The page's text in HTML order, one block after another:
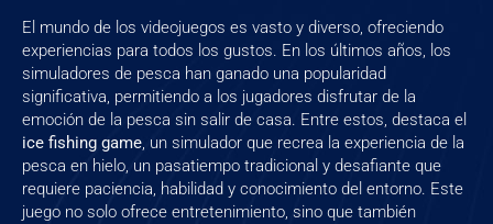
El mundo de los videojuegos es vasto y diverso, ofreciendo
experiencias para todos los gustos. En los últimos años, los
simuladores de pesca han ganado una popularidad
significativa, permitiendo a los jugadores disfrutar de la
emoción de la pesca sin salir de casa. Entre estos, destaca el
ice fishing game, un simulador que recrea la experiencia de la
pesca en hielo, un pasatiempo tradicional y desafiante que
requiere paciencia, habilidad y conocimiento del entorno. Este
juego no solo ofrece entretenimiento, sino que también